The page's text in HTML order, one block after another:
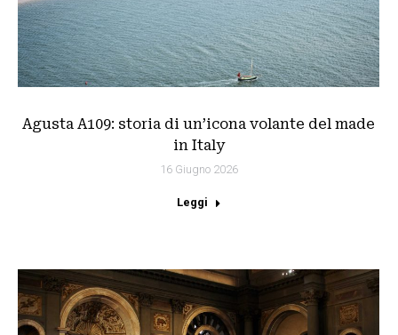
Agusta A109: storia di un’icona volante del made
in Italy
16 Giugno 2026
Leggi